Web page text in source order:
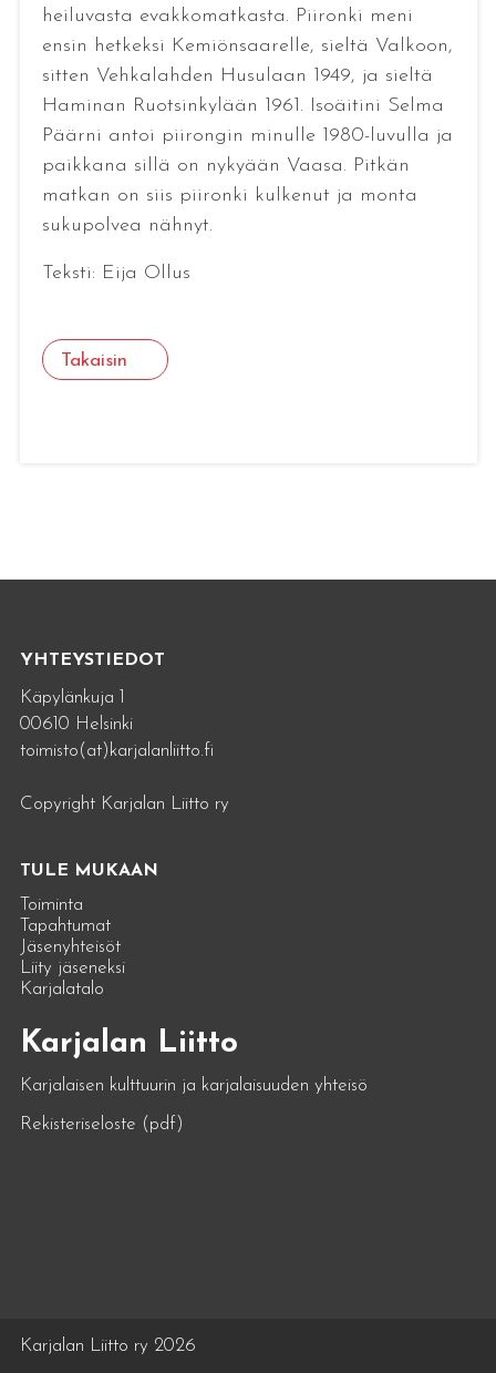
heiluvasta evakkomatkasta. Piironki meni
ensin hetkeksi Kemiönsaarelle, sieltä Valkoon,
sitten Vehkalahden Husulaan 1949, ja sieltä
Haminan Ruotsinkylään 1961. Isoäitini Selma
Päärni antoi piirongin minulle 1980-luvulla ja
paikkana sillä on nykyään Vaasa. Pitkän
matkan on siis piironki kulkenut ja monta
sukupolvea nähnyt.
Teksti: Eija Ollus
Takaisin
YHTEYSTIEDOT
Käpylänkuja 1
00610 Helsinki
toimisto(at)karjalanliitto.fi
Copyright Karjalan Liitto ry
TULE MUKAAN
Toiminta
Tapahtumat
Jäsenyhteisöt
Liity jäseneksi
Karjalatalo
Karjalan Liitto
Karjalaisen kulttuurin ja karjalaisuuden yhteisö
Rekisteriseloste (pdf)
Karjalan Liitto ry 2026